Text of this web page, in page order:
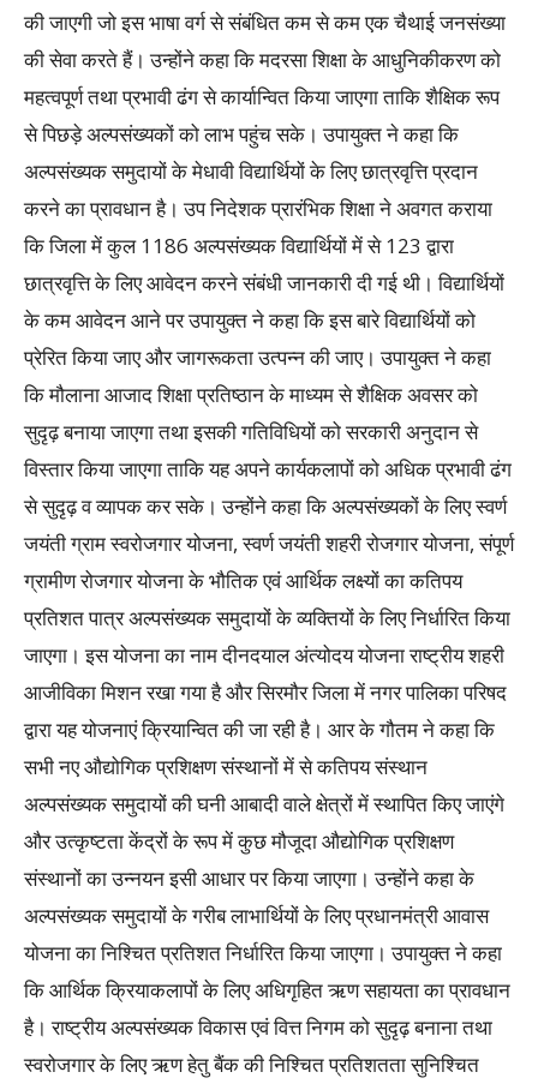
की जाएगी जो इस भाषा वर्ग से संबंधित कम से कम एक चैथाई जनसंख्या
की सेवा करते हैं। उन्होंने कहा कि मदरसा शिक्षा के आधुनिकीकरण को
महत्वपूर्ण तथा प्रभावी ढंग से कार्यान्वित किया जाएगा ताकि शैक्षिक रूप
से पिछड़े अल्पसंख्यकों को लाभ पहुंच सके। उपायुक्त ने कहा कि
अल्पसंख्यक समुदायों के मेधावी विद्यार्थियों के लिए छात्रवृत्ति प्रदान
करने का प्रावधान है। उप निदेशक प्रारंभिक शिक्षा ने अवगत कराया
कि जिला में कुल 1186 अल्पसंख्यक विद्यार्थियों में से 123 द्वारा
छात्रवृत्ति के लिए आवेदन करने संबंधी जानकारी दी गई थी। विद्यार्थियों
के कम आवेदन आने पर उपायुक्त ने कहा कि इस बारे विद्यार्थियों को
प्रेरित किया जाए और जागरूकता उत्पन्न की जाए। उपायुक्त ने कहा
कि मौलाना आजाद शिक्षा प्रतिष्ठान के माध्यम से शैक्षिक अवसर को
सुदृढ़ बनाया जाएगा तथा इसकी गतिविधियों को सरकारी अनुदान से
विस्तार किया जाएगा ताकि यह अपने कार्यकलापों को अधिक प्रभावी ढंग
से सुदृढ़ व व्यापक कर सके। उन्होंने कहा कि अल्पसंख्यकों के लिए स्वर्ण
जयंती ग्राम स्वरोजगार योजना, स्वर्ण जयंती शहरी रोजगार योजना, संपूर्ण
ग्रामीण रोजगार योजना के भौतिक एवं आर्थिक लक्ष्यों का कतिपय
प्रतिशत पात्र अल्पसंख्यक समुदायों के व्यक्तियों के लिए निर्धारित किया
जाएगा। इस योजना का नाम दीनदयाल अंत्योदय योजना राष्ट्रीय शहरी
आजीविका मिशन रखा गया है और सिरमौर जिला में नगर पालिका परिषद
द्वारा यह योजनाएं क्रियान्वित की जा रही है। आर के गौतम ने कहा कि
सभी नए औद्योगिक प्रशिक्षण संस्थानों में से कतिपय संस्थान
अल्पसंख्यक समुदायों की घनी आबादी वाले क्षेत्रों में स्थापित किए जाएंगे
और उत्कृष्टता केंद्रों के रूप में कुछ मौजूदा औद्योगिक प्रशिक्षण
संस्थानों का उन्नयन इसी आधार पर किया जाएगा। उन्होंने कहा के
अल्पसंख्यक समुदायों के गरीब लाभार्थियों के लिए प्रधानमंत्री आवास
योजना का निश्चित प्रतिशत निर्धारित किया जाएगा। उपायुक्त ने कहा
कि आर्थिक क्रियाकलापों के लिए अधिगृहित ऋण सहायता का प्रावधान
है। राष्ट्रीय अल्पसंख्यक विकास एवं वित्त निगम को सुदृढ़ बनाना तथा
स्वरोजगार के लिए ऋण हेतु बैंक की निश्चित प्रतिशतता सुनिश्चित